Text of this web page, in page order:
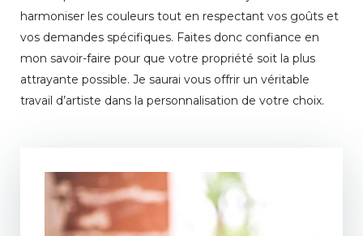
harmoniser les couleurs tout en respectant vos goûts et
vos demandes spécifiques. Faites donc confiance en
mon savoir-faire pour que votre propriété soit la plus
attrayante possible. Je saurai vous offrir un véritable
travail d’artiste dans la personnalisation de votre choix.